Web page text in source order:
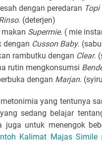
dengan peredaran
. (deterjen)
Supermie. ( mie
dengan Cusson Baby.
rambutku dengan Clear.
rutin mengkonsumsi
dengan Marjan.
yang tentunya
sedang belajar
untuk menengok
Kalimat Majas Simile